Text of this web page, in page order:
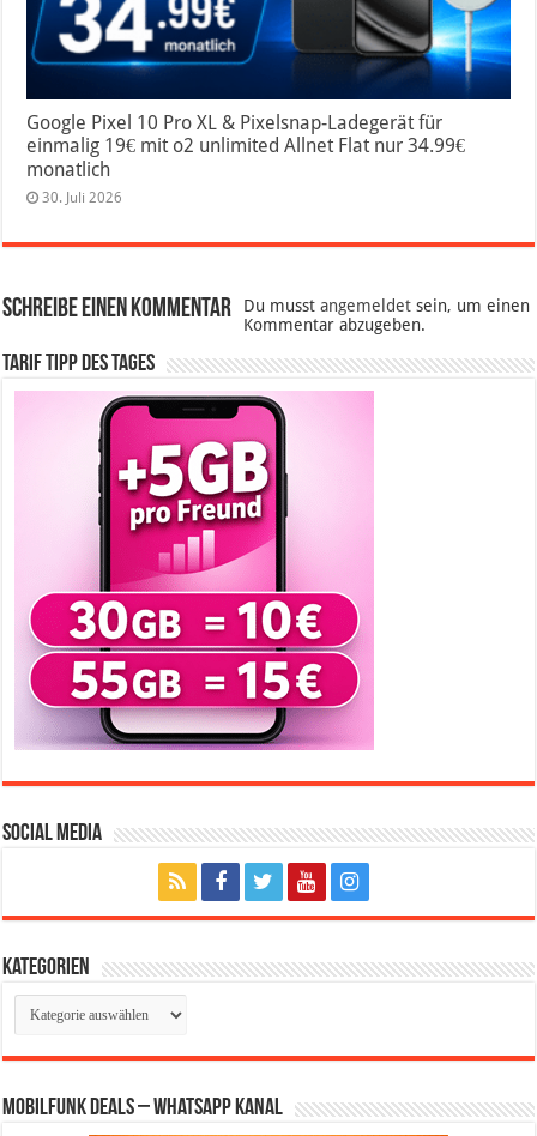
Google Pixel 10 Pro XL & Pixelsnap-Ladegerät für
einmalig 19€ mit o2 unlimited Allnet Flat nur 34.99€
monatlich
30. Juli 2026
Schreibe einen Kommentar Du musstangemeldet sein, um einen
Kommentar abzugeben.
Tarif Tipp des Tages
Social Media
Kategorien
Kategorien
Mobilfunk Deals – WhatsApp Kanal